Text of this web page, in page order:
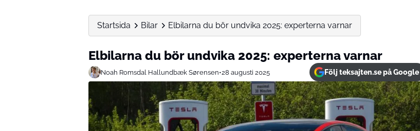
Startsida Bilar Elbilarna du bör undvika 2025: experterna varnar
Elbilarna du bör undvika 2025: experterna varnar
Noah Romsdal Hallundbæk Sørensen•28 augusti 2025 Följ teksajten.se på Google